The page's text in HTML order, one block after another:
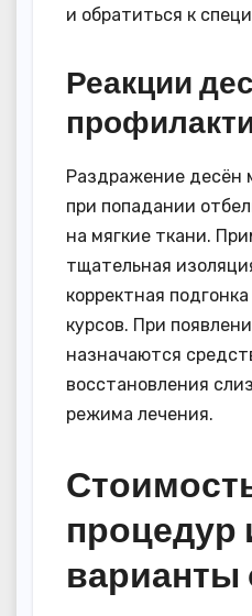
и обратиться к
Реакции
Раздражение десён
при попадании
на мягкие ткани.
тщательная
корректная
курсов. При
назначаются
восстановления
режима лечения.
процедур
варианты